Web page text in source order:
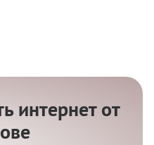
интернет от